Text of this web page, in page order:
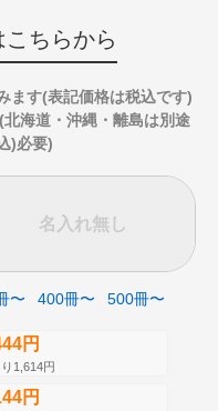
ちらから
ます(表記価格は税込です)
海道・沖縄・離島は別途
)必要)
名入れ無し
〜 400冊〜 500冊〜
円
1,614円
円